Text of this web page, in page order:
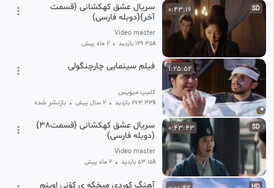
SD
0:43:16
سریال عشق کهکشانی {قسمت
آخر}(دوبله فارسی)
Video master
129.35k بازدید • 2 ماه پیش
1:25:52 فیلم سینمایی چارچنگولی
کلیپ میویس
273.33k بازدید • 2 سال پیش • بازنشر شده
SD
0:43:43
سریال عشق کهکشانی {قسمت38}
(دوبله فارسی)
Video master
53.15k بازدید • 2 ماه پیش
آهنگ کوردی میخکه ی کۆنی اوینم